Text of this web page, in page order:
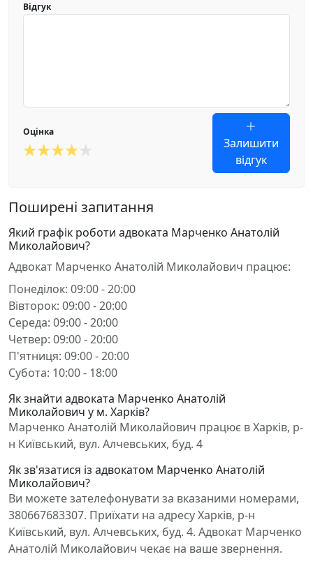
Відгук
Оцінка
Залишити
відгук
Поширені запитання
Який графік роботи адвоката Марченко Анатолій
Миколайович?
Адвокат Марченко Анатолій Миколайович працює:
Понеділок: 09:00 - 20:00
Вівторок: 09:00 - 20:00
Середа: 09:00 - 20:00
Четвер: 09:00 - 20:00
П'ятниця: 09:00 - 20:00
Субота: 10:00 - 18:00
Як знайти адвоката Марченко Анатолій
Миколайович у м. Харків?
Марченко Анатолій Миколайович працює в Харків, р-
н Київський, вул. Алчевських, буд. 4
Як зв'язатися із адвокатом Марченко Анатолій
Миколайович?
Ви можете зателефонувати за вказаними номерами,
380667683307. Приїхати на адресу Харків, р-н
Київський, вул. Алчевських, буд. 4. Адвокат Марченко
Анатолій Миколайович чекає на ваше звернення.